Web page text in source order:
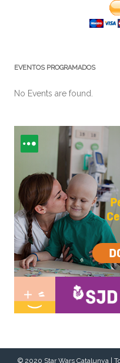
EVENTOS PROGRAMADOS
No Events are found.
© 2020 Star Wars Catalunya |